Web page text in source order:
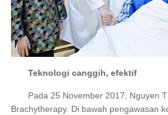
Teknologi canggih, efektif
Pada 25 November 2017, Nguyen
Brachytherapy. Di bawah pengawasan